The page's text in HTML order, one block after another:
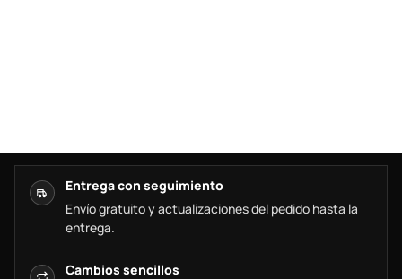
Entrega con seguimiento
Envío gratuito y actualizaciones del pedido hasta la
entrega.
Cambios sencillos